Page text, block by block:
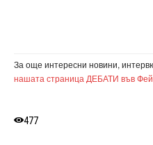
За още интересни новини,
нашата страница ДЕБАТИ във
477